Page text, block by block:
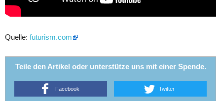
Quelle: futurism.com
Teile den Artikel oder unterstütze uns mit einer Spende.
Facebook Twitter